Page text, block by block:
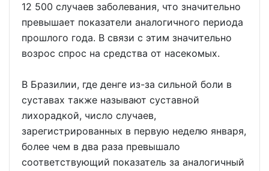
12 500 случаев заболевания, что значительно
превышает показатели аналогичного периода
прошлого года. В связи с этим значительно
возрос спрос на средства от насекомых.
В Бразилии, где денге из-за сильной боли в
суставах также называют суставной
лихорадкой, число случаев,
зарегистрированных в первую неделю января,
более чем в два раза превышало
соответствующий показатель за аналогичный